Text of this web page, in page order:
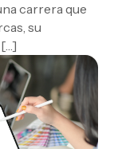
carrera que
su